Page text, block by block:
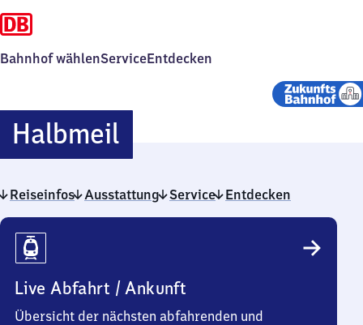
Bahnhof wählenServiceEntdecken
HalbmeilHalbmeil
Reiseinfos Ausstattung Service Entdecken
Reiseinfos
Live Abfahrt / Ankunft
Übersicht der nächsten abfahrenden und